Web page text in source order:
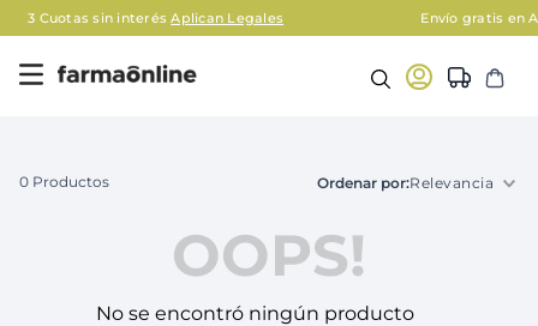
sin interésAplican Legales Envío gratis en AMBA en
0 Productos Relevancia
OOPS!
No se encontró ningún producto